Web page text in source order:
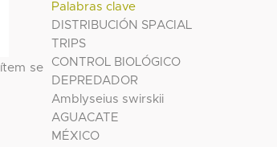
Palabras clave
DISTRIBUCIÓN SPACIAL
TRIPS
CONTROL BIOLÓGICO
DEPREDADOR
Amblyseius swirskii
AGUACATE
MÉXICO
se